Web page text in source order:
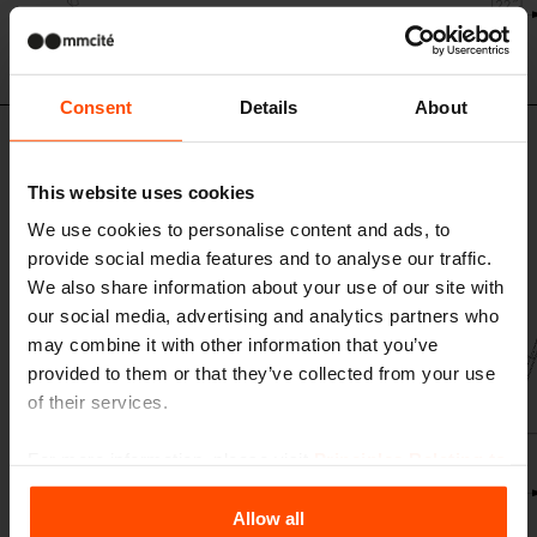
Consent Details About
This website uses cookies
We use cookies to personalise content and ads, to
provide social media features and to analyse our traffic.
We also share information about your use of our site with
our social media, advertising and analytics partners who
may combine it with other information that you’ve
provided to them or that they’ve collected from your use
of their services.
the Processing Personal Data.
Allow all
Kit della panchina prolungata su
gamba centrale con schienale e
braccioli
struttura d´acciaio, sedile e schienale in tondini d’ acciaio o acciaio inox